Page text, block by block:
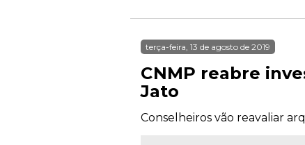
terça-feira, 13 de agosto de 2019
CNMP reabre
Jato
Conselheiros vão reavaliar